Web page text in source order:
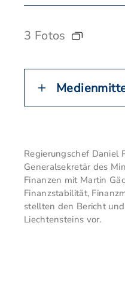
3 Fotos
Regierungschef Daniel
Generalsekretär des
Finanzen mit Martin
Finanzstabilität,
stellten den Bericht
Liechtensteins vor.